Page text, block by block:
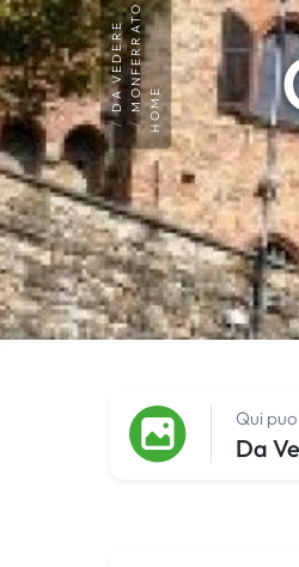
HOME
MONFERRATO
DA VEDERE
Qui
Da